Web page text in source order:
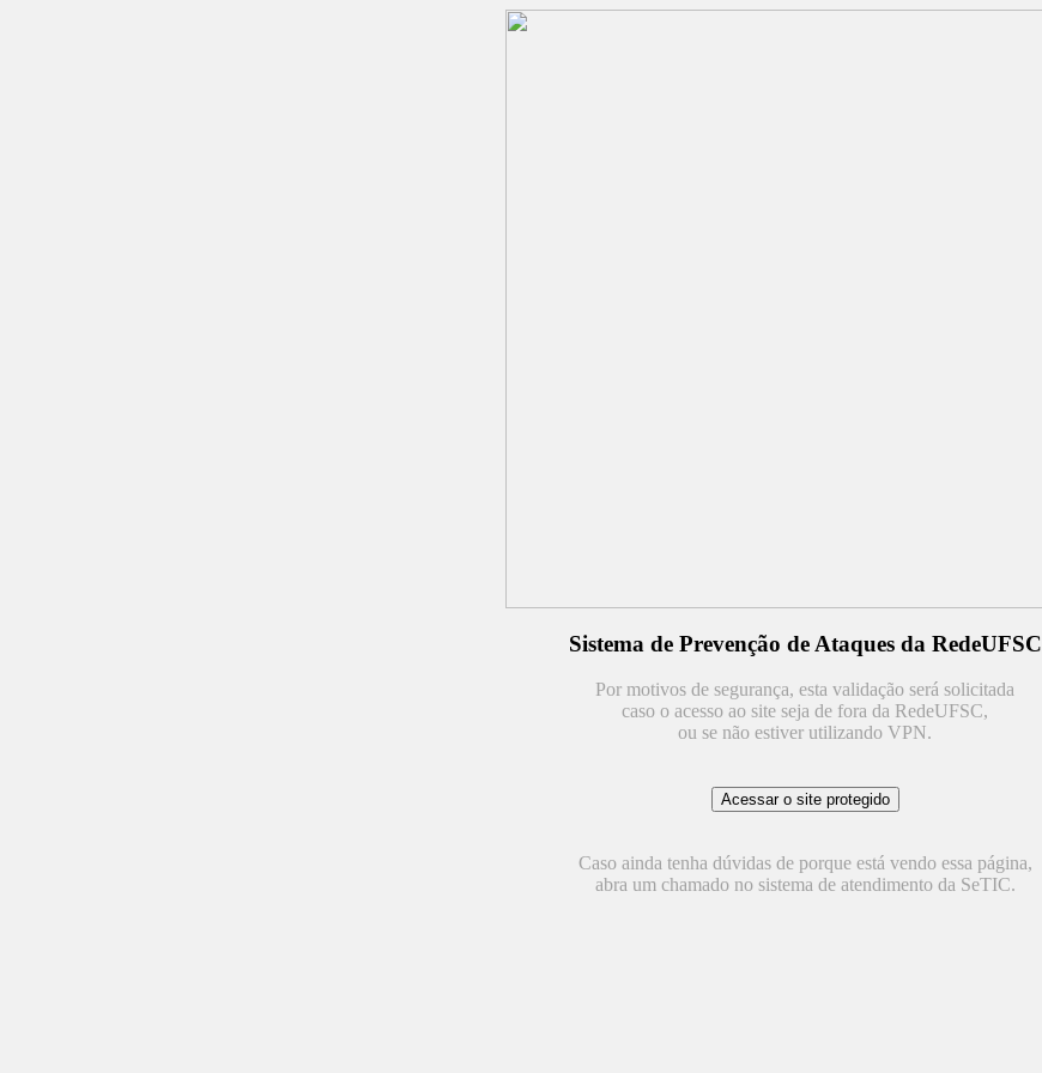
Sistema de Prevenção de Ataques da RedeUFSC
Por motivos de segurança, esta validação será solicitada
caso o acesso ao site seja de fora da RedeUFSC,
ou se não estiver utilizando VPN.
Caso ainda tenha dúvidas de porque está vendo essa página,
abra um chamado no sistema de atendimento da SeTIC.